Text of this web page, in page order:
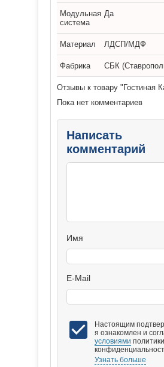
Модульная
система
Да
Материал ЛДСП/МДФ
Фабрика СБК
Отзывы к товару "Гостиная
Пока нет комментариев
Написать
комментарий
Имя
E-Mail
Настоящим
я ознакомлен и
условиями политики
Узнать больше